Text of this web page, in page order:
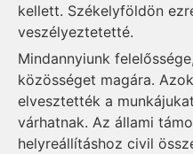
kellett. Székelyföldön
veszélyeztetetté.
Mindannyiunk
közösséget magára.
elvesztették a
várhatnak. Az állami
helyreállításhoz civil